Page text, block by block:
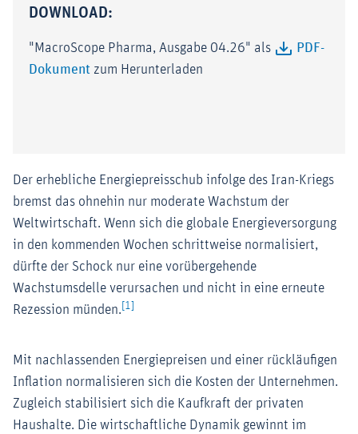
DOWNLOAD:
"MacroScope Pharma, Ausgabe 04.26" als
PDF-
Dokument zum Herunterladen
Der erhebliche Energiepreisschub infolge des Iran-Kriegs
bremst das ohnehin nur moderate Wachstum der
Weltwirtschaft. Wenn sich die globale Energieversorgung
in den kommenden Wochen schrittweise normalisiert,
dürfte der Schock nur eine vorübergehende
Wachstumsdelle verursachen und nicht in eine erneute
Rezession münden. [1]
Mit nachlassenden Energiepreisen und einer rückläufigen
Inflation normalisieren sich die Kosten der Unternehmen.
Zugleich stabilisiert sich die Kaufkraft der privaten
Haushalte. Die wirtschaftliche Dynamik gewinnt im